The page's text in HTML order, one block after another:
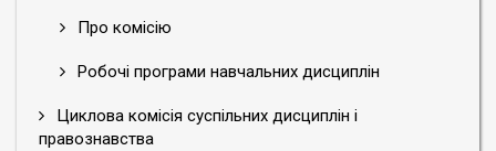
Про комісію
Робочі програми навчальних дисциплін
Циклова комісія суспільних дисциплін і
правознавства